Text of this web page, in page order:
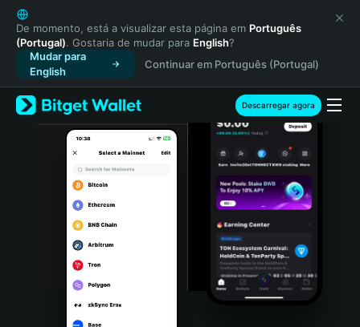
English
日本語
Tiếng Việt
Русский
Español (Latinoamérica)
Türkçe
Italiano
Português (Portugal)
Bahasa Indonesia
De momento, está a visualizar esta página em Português
(Portugal). Gostaria de mudar para English?
Mudar para
English
Continuar em Português (Portugal)
Descarregar agora